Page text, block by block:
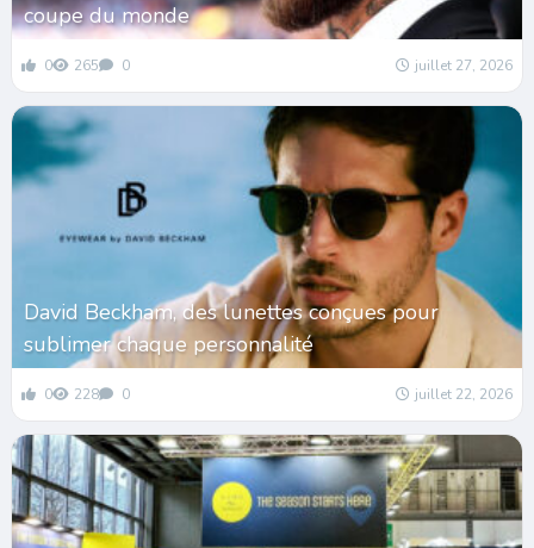
coupe du monde
0 265 0 juillet 27, 2026
David Beckham, des lunettes conçues pour
sublimer chaque personnalité
0 228 0 juillet 22, 2026